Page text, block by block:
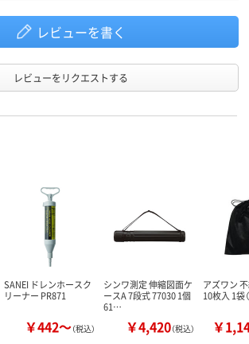
レビューを書く
レビューをリクエストする
SANEI ドレンホースク
リーナー PR871
￥442～（税込）
シンワ測定 伸縮図面ケ
ースA 7段式 77030 1個
61…
￥4,420（税込）
アズワン
10枚入 1袋
￥